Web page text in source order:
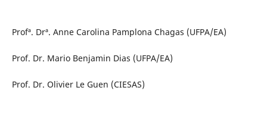
Profª. Drª. Anne Carolina Pamplona Chagas (UFPA/EA)
Prof. Dr. Mario Benjamin Dias (UFPA/EA)
Prof. Dr. Olivier Le Guen (CIESAS)